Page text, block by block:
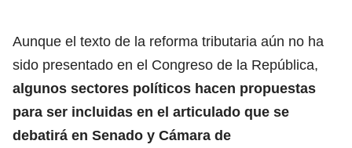
Aunque el texto de la reforma tributaria aún no ha
sido presentado en el Congreso de la República,
algunos sectores políticos hacen propuestas
para ser incluidas en el articulado que se
debatirá en Senado y Cámara de